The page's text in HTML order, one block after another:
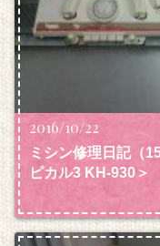
2016/10/22
ミシン修理日記（
ピカル3 KH-930＞